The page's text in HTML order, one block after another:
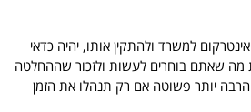
למשרד ולהתקין אותו, יהיה כדאי
שאתם בוחרים לעשות ולזכור שההחלטה
יותר פשוטה אם רק תנהלו את הזמן